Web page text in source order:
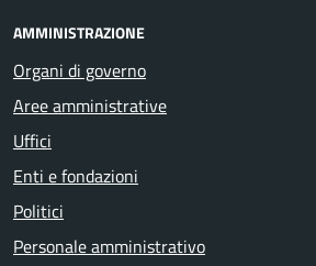
AMMINISTRAZIONE
Organi di governo
Aree amministrative
Uffici
Enti e fondazioni
Politici
Personale amministrativo